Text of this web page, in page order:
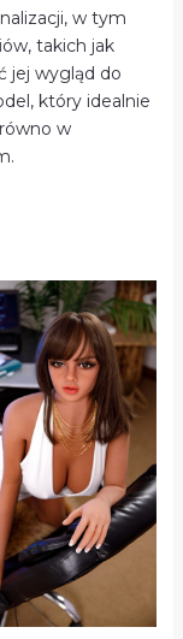
w tym
takich jak
jej wygląd do
który idealnie
w